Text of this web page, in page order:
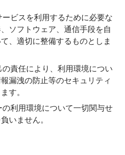
ビスを利用するために必要な
ソフトウェア、通信手段を自
、適切に整備するものとしま
責任により、利用環境につい
漏洩の防止等のセキュリティ
す。
利用環境について一切関与せ
いません。